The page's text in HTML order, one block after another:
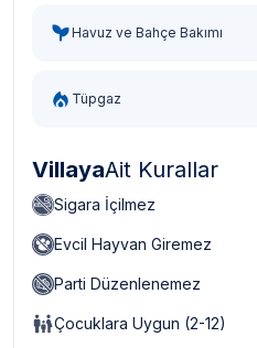
Havuz ve Bahçe Bakımı
Tüpgaz
VillayaAit Kurallar
Sigara İçilmez
Evcil Hayvan Giremez
Parti Düzenlenemez
Çocuklara Uygun (2-12)